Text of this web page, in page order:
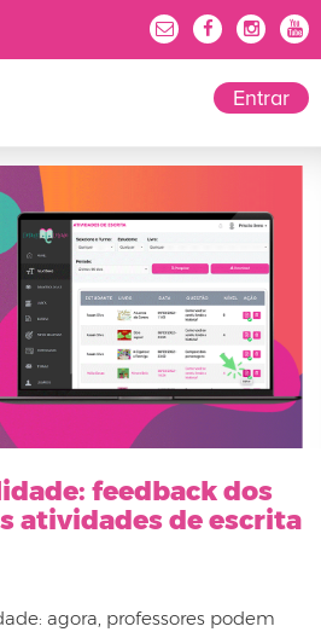
Entrar
feedback dos
atividades de escrita
agora, professores podem